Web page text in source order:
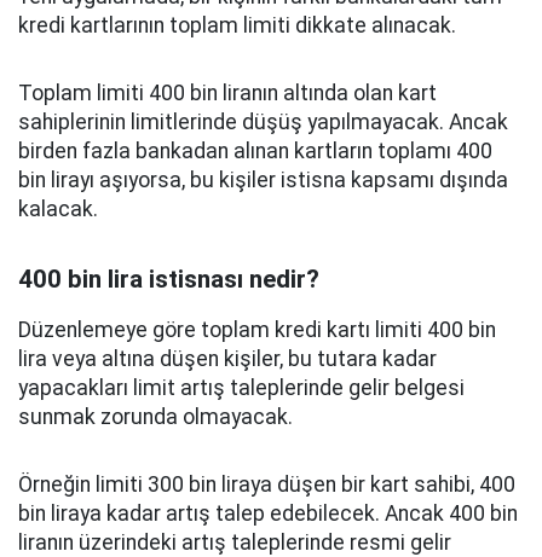
kredi kartlarının toplam limiti dikkate alınacak.
Toplam limiti 400 bin liranın altında olan kart
sahiplerinin limitlerinde düşüş yapılmayacak. Ancak
birden fazla bankadan alınan kartların toplamı 400
bin lirayı aşıyorsa, bu kişiler istisna kapsamı dışında
kalacak.
400 bin lira istisnası nedir?
Düzenlemeye göre toplam kredi kartı limiti 400 bin
lira veya altına düşen kişiler, bu tutara kadar
yapacakları limit artış taleplerinde gelir belgesi
sunmak zorunda olmayacak.
Örneğin limiti 300 bin liraya düşen bir kart sahibi, 400
bin liraya kadar artış talep edebilecek. Ancak 400 bin
liranın üzerindeki artış taleplerinde resmi gelir